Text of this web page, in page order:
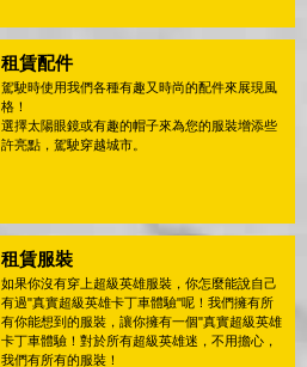
租賃配件
駕駛時使用我們各種有趣又時尚的配件來展現風
格！
選擇太陽眼鏡或有趣的帽子來為您的服裝增添些
許亮點，駕駛穿越城市。
租賃服裝
如果你沒有穿上超級英雄服裝，你怎麼能說自己
有過"真實超級英雄卡丁車體驗"呢！我們擁有所
有你能想到的服裝，讓你擁有一個"真實超級英雄
卡丁車體驗！對於所有超級英雄迷，不用擔心，
我們有所有的服裝！